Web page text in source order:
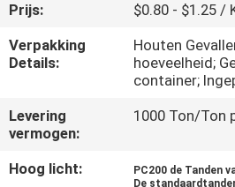
CONTACTEER
ONS
VERZOEK
OM
EEN
Prijs:
$0.80 - $1.25 /
Verpakking
Details:
Houten
hoeveelheid;
container;
Levering
vermogen:
1000 Ton/Ton
Hoog licht: PC200 de Tanden
De